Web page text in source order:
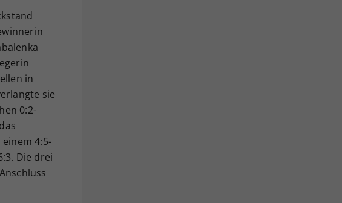
in
sie
0:2-
4:5-
Die drei